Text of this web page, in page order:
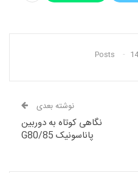
نوشته بعدی
نگاهی کوتاه به دوربین
پاناسونیک 85/G80